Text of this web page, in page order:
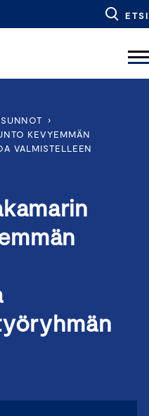
ETSI
›
KEVYEMMÄN
VALMISTELLEEN